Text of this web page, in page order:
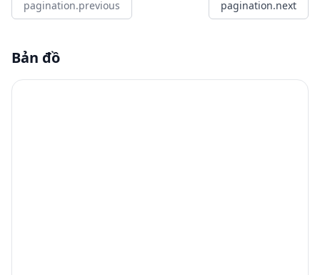
pagination.previous pagination.next
Bản đồ